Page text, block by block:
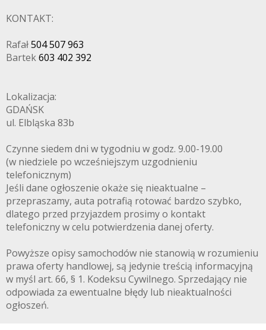
KONTAKT:
Rafał504 507 963
Bartek603 402 392
Lokalizacja:
GDAŃSK
ul. Elbląska 83b
Czynne siedem dni w tygodniu w godz. 9.00-19.00
(w niedziele po wcześniejszym uzgodnieniu
telefonicznym)
Jeśli dane ogłoszenie okaże się nieaktualne –
przepraszamy, auta potrafią rotować bardzo szybko,
dlatego przed przyjazdem prosimy o kontakt
telefoniczny w celu potwierdzenia danej oferty.
Powyższe opisy samochodów nie stanowią w rozumieniu
prawa oferty handlowej, są jedynie treścią informacyjną
w myśl art. 66, § 1. Kodeksu Cywilnego. Sprzedający nie
odpowiada za ewentualne błędy lub nieaktualności
ogłoszeń.